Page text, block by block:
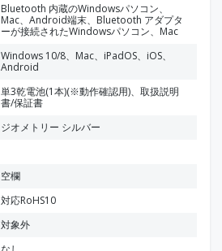
Bluetooth 内蔵のWindowsパソコン、
Mac、Android端末、Bluetooth アダプタ
ーが接続されたWindowsパソコン、Mac
Windows 10/8、Mac、iPadOS、iOS、
Android
単3乾電池(1本)(※動作確認用)、取扱説明
書/保証書
ジオメトリー シルバー
空欄
対応RoHS10
対象外